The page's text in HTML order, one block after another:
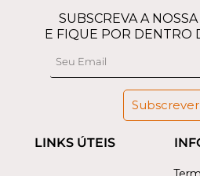
LINKS ÚTEIS
SUBSCREVA A NOSSA
E FIQUE POR DENTRO